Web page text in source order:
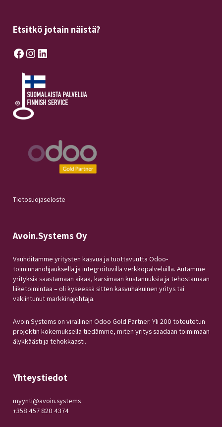
Etsitkö jotain näistä?
Facebook Instagram LinkedIn
Tietosuojaseloste
Avoin.Systems Oy
Vauhditamme yritysten kasvua ja tuottavuutta Odoo-
toiminnanohjauksella ja integroituvilla verkkopalveluilla. Autamme
yrityksiä säästämään aikaa, karsimaan kustannuksia ja tehostamaan
liiketoimintaa – oli kyseessä sitten kasvuhakuinen yritys tai
vakiintunut markkinajohtaja.
Avoin.Systems on virallinen Odoo Gold Partner. Yli 200 toteutetun
projektin kokemuksella tiedämme, miten yritys saadaan toimimaan
älykkäästi ja tehokkaasti.
Yhteystiedot
myynti@avoin.systems
+358 457 820 4374